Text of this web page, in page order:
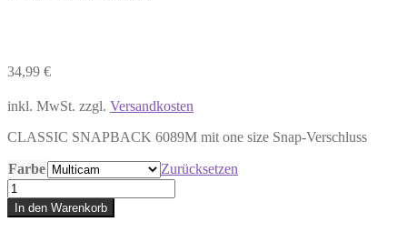
34,99 €
inkl. MwSt. zzgl. Versandkosten
CLASSIC SNAPBACK 6089M mit one size Snap-Verschluss
Farbe
Zurücksetzen
CAMO
CLASSIC
SNAPBACK
In den Warenkorb